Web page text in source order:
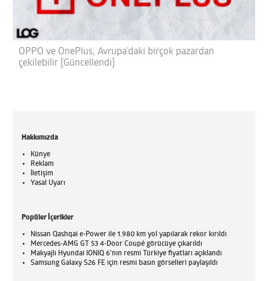
OPPO ve OnePlus, Avrupa’daki birçok pazardan
çekilebilir [Güncellendi]
Hakkımızda
Künye
Reklam
İletişim
Yasal Uyarı
Popüler İçerikler
Nissan Qashqai e-Power ile 1.980 km yol yapılarak rekor kırıldı
Mercedes-AMG GT 53 4-Door Coupé görücüye çıkarıldı
Makyajlı Hyundai IONIQ 6'nın resmi Türkiye fiyatları açıklandı
Samsung Galaxy S26 FE için resmi basın görselleri paylaşıldı